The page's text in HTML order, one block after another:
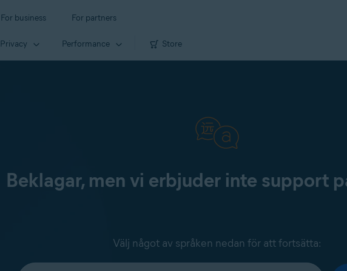
For business For partners
Privacy Performance Store
Beklagar, men vi erbjuder inte support
Välj något av språken nedan för att fortsätta: